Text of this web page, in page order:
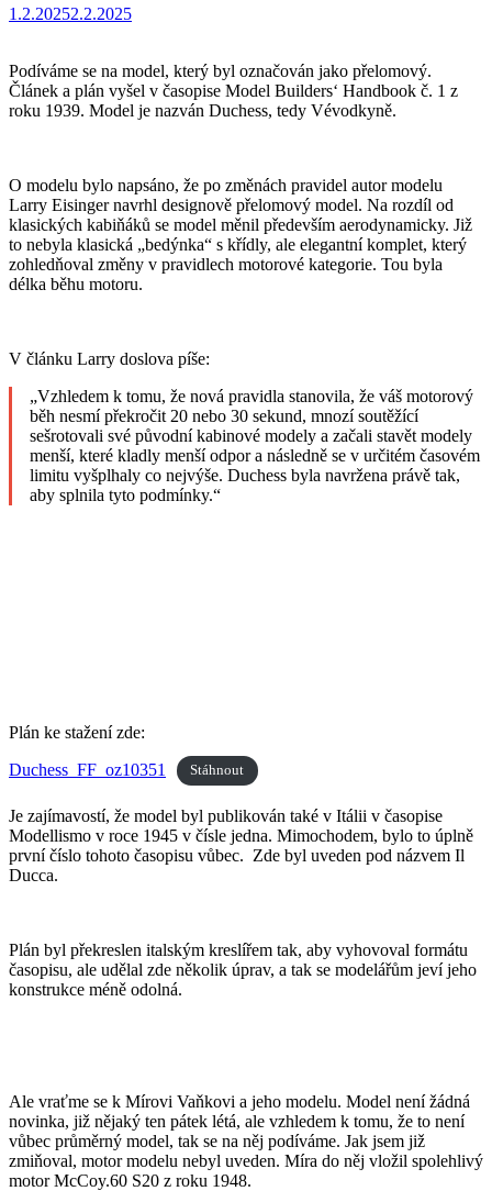
1.2.20252.2.2025
Podíváme se na model, který byl označován jako přelomový.
Článek a plán vyšel v časopise Model Builders‘ Handbook č. 1 z
roku 1939. Model je nazván Duchess, tedy Vévodkyně.
O modelu bylo napsáno, že po změnách pravidel autor modelu
Larry Eisinger navrhl designově přelomový model. Na rozdíl od
klasických kabiňáků se model měnil především aerodynamicky. Již
to nebyla klasická „bedýnka“ s křídly, ale elegantní komplet, který
zohledňoval změny v pravidlech motorové kategorie. Tou byla
délka běhu motoru.
V článku Larry doslova píše:
„Vzhledem k tomu, že nová pravidla stanovila, že váš motorový
běh nesmí překročit 20 nebo 30 sekund, mnozí soutěžící
sešrotovali své původní kabinové modely a začali stavět modely
menší, které kladly menší odpor a následně se v určitém časovém
limitu vyšplhaly co nejvýše. Duchess byla navržena právě tak,
aby splnila tyto podmínky.“
Plán ke stažení zde:
Duchess_FF_oz10351
Stáhnout
Je zajímavostí, že model byl publikován také v Itálii v časopise
Modellismo v roce 1945 v čísle jedna. Mimochodem, bylo to úplně
první číslo tohoto časopisu vůbec. Zde byl uveden pod názvem Il
Ducca.
Plán byl překreslen italským kreslířem tak, aby vyhovoval formátu
časopisu, ale udělal zde několik úprav, a tak se modelářům jeví jeho
konstrukce méně odolná.
Ale vraťme se k Mírovi Vaňkovi a jeho modelu. Model není žádná
novinka, již nějaký ten pátek létá, ale vzhledem k tomu, že to není
vůbec průměrný model, tak se na něj podíváme. Jak jsem již
zmiňoval, motor modelu nebyl uveden. Míra do něj vložil spolehlivý
motor McCoy.60 S20 z roku 1948.